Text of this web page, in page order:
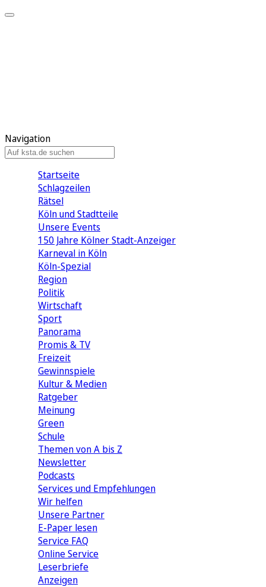
Navigation
Startseite
Schlagzeilen
Rätsel
Köln und Stadtteile
Unsere Events
150 Jahre Kölner Stadt-Anzeiger
Karneval in Köln
Köln-Spezial
Region
Politik
Wirtschaft
Sport
Panorama
Promis & TV
Freizeit
Gewinnspiele
Kultur & Medien
Ratgeber
Meinung
Green
Schule
Themen von A bis Z
Newsletter
Podcasts
Services und Empfehlungen
Wir helfen
Unsere Partner
E-Paper lesen
Service FAQ
Online Service
Leserbriefe
Anzeigen